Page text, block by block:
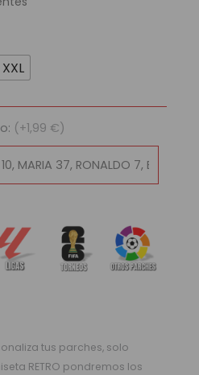
XXL
(+1,99 €)
tus parches, solo
RETRO pondremos los